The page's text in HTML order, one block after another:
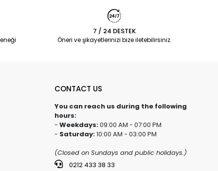
7 / 24 DESTEK
Öneri ve şikayetlerinizi bize iletebilirsiniz.
CONTACT US
You can reach us during the following
hours:
- Weekdays:09:00 AM - 07:00 PM
- Saturday:10:00 AM - 03:00 PM
(Closed on Sundays and public holidays.)
0212 433 38 33